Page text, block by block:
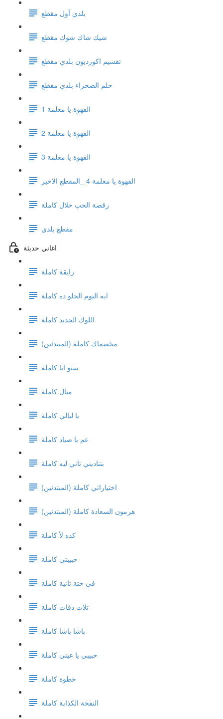
بلدي أول مقطع
شيك شاك شوك مقطع
تقسيم اكورديون بلدي مقطع
حلم الصحراء بلدي مقطع
القهوة يا معلمة 1
القهوة يا معلمة 2
القهوة يا معلمة 3
القهوة يا معلمة 4 _المقطع الاخير
رقصة الحب حلال كاملة
مقطع بلدي
اغاني حديثة
رايقة كاملة
ايه اليوم الحلو ده كاملة
اللوك الجديد كاملة
(مخصماك كاملة (المبتدئين
ستو انا كاملة
ميال كاملة
يا ليالي كاملة
عم يا صياد كاملة
بتناديني تاني ليه كاملة
اختياراتي كاملة (المبتدئين)
هرمون السعادة كاملة (المبتدئين)
كده لأ كاملة
حبيبتي كاملة
في حتة تانية كاملة
تلات دقات كاملة
باشا باشا كاملة
حبيبي يا عيني كاملة
خطوة كاملة
النفخة الكذابة كاملة